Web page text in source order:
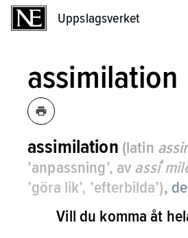
Uppslagsverket
assimilation
assimilation (latin
’anpassning’, av
’göra lik’, ’efterbilda’),
ett språkljud blir delvis
identiskt med ett annat
Vill du komma åt